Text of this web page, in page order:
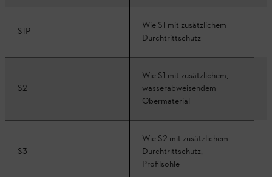
S1P
Wie S1 mit zusätzlichem
Durchtrittschutz
S2
Wie S1 mit zusätzlichem,
wasserabweisendem
Obermaterial
S3
Wie S2 mit zusätzlichem
Durchtrittschutz,
Profilsohle